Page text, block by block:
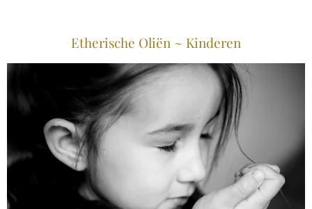
Etherische Oliën ~ Kinderen